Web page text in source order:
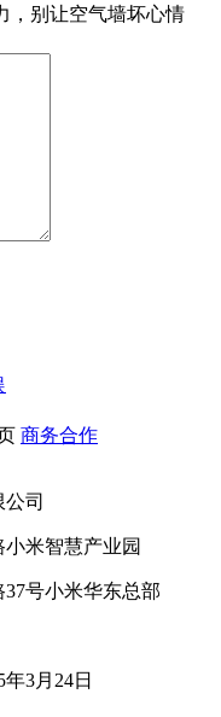
，别让空气墙坏心情
商务合作
司
米智慧产业园
号小米华东总部
3月24日